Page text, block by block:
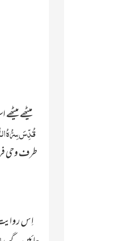
میٹھے
قُدِّسَ سِرُّہُ
طرف وحی